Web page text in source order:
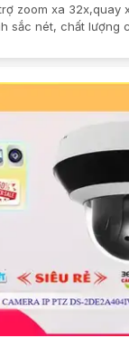
zoom xa 32x,quay
sắc nét, chất lượng